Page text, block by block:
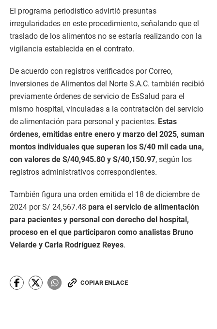
El programa periodístico advirtió presuntas
irregularidades en este procedimiento, señalando que el
traslado de los alimentos no se estaría realizando con la
vigilancia establecida en el contrato.
De acuerdo con registros verificados por Correo,
Inversiones de Alimentos del Norte S.A.C. también recibió
previamente órdenes de servicio de EsSalud para el
mismo hospital, vinculadas a la contratación del servicio
de alimentación para personal y pacientes. Estas
órdenes, emitidas entre enero y marzo del 2025, suman
montos individuales que superan los S/40 mil cada una,
con valores de S/40,945.80 y S/40,150.97, según los
registros administrativos correspondientes.
También figura una orden emitida el 18 de diciembre de
2024 por S/ 24,567.48 para el servicio de alimentación
para pacientes y personal con derecho del hospital,
proceso en el que participaron como analistas Bruno
Velarde y Carla Rodríguez Reyes.
COPIAR ENLACE